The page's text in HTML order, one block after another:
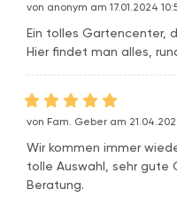
von anonym am 17.01.2024
Ein tolles Gartencenter,
Hier findet man alles,
von Fam. Geber am
Wir kommen immer
tolle Auswahl, sehr gute
Beratung.